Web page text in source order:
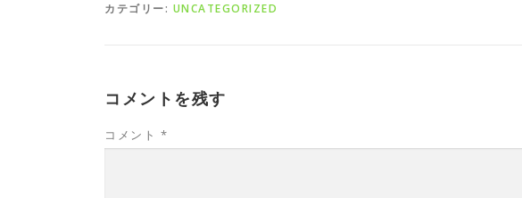
カテゴリー: UNCATEGORIZED
コメントを残す
コメント *